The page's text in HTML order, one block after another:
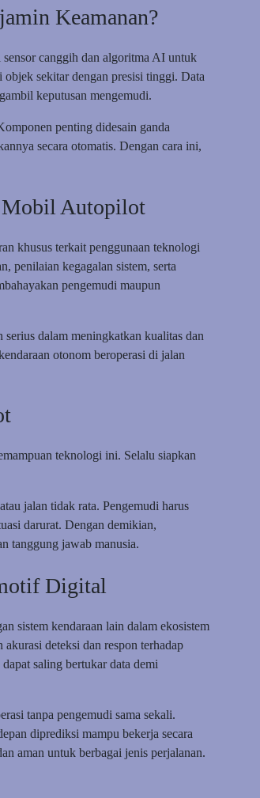
Keamanan?
canggih dan algoritma AI untuk
objek sekitar dengan presisi tinggi. Data
keputusan mengemudi.
penting didesain ganda
secara otomatis. Dengan cara ini,
Mobil Autopilot
khusus terkait penggunaan teknologi
penilaian kegagalan sistem, serta
pengemudi maupun
dalam meningkatkan kualitas dan
otonom beroperasi di jalan
teknologi ini. Selalu siapkan
jalan tidak rata. Pengemudi harus
darurat. Dengan demikian,
tanggung jawab manusia.
Digital
sistem kendaraan lain dalam ekosistem
deteksi dan respon terhadap
saling bertukar data demi
tanpa pengemudi sama sekali.
diprediksi mampu bekerja secara
aman untuk berbagai jenis perjalanan.